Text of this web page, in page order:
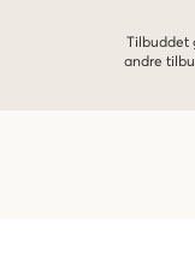
Tilbuddet
andre